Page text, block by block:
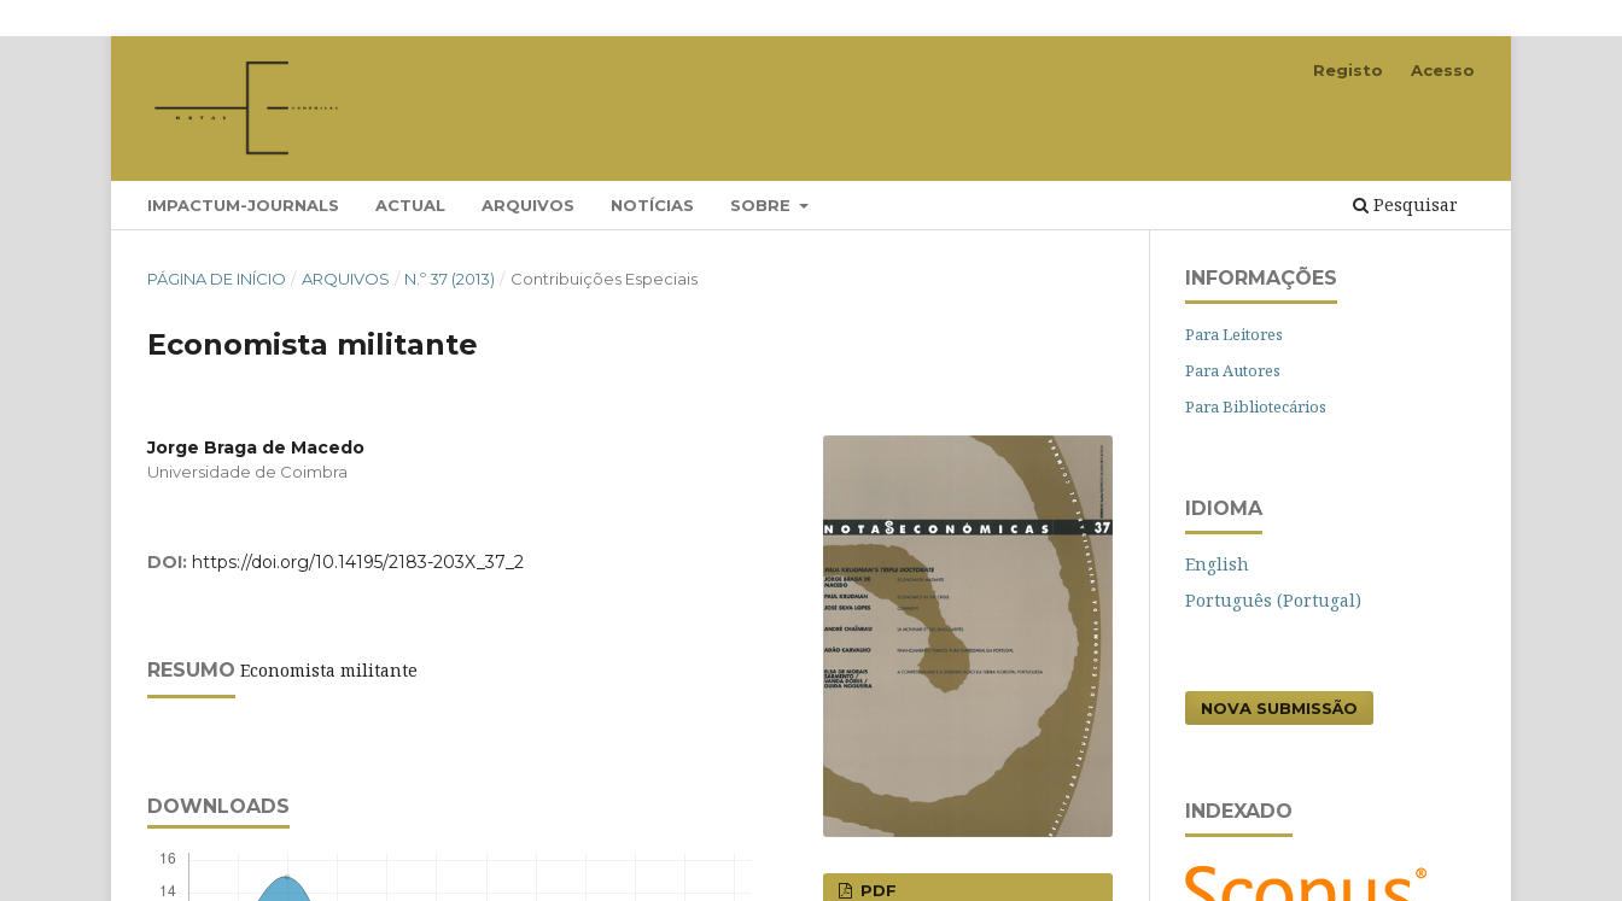
IMPACTUM-JOURNALS ACTUAL ARQUIVOS NOTÍCIAS SOBRE Pesquisar
Registo Acesso
PÁGINA DE INÍCIO / ARQUIVOS / N.º 37 (2013) / Contribuições Especiais
Economista militante
Jorge Braga de Macedo
Universidade de Coimbra
DOI: https://doi.org/10.14195/2183-203X_37_2
RESUMO Economista militante
DOWNLOADS
PDF
INFORMAÇÕES
Para Leitores
Para Autores
Para Bibliotecários
IDIOMA
English
Português (Portugal)
NOVA SUBMISSÃO
INDEXADO